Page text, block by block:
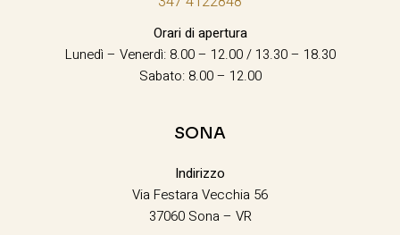
Orari di apertura
Lunedì – Venerdì: 8.00 – 12.00 / 13.30 – 18.30
Sabato: 8.00 – 12.00
SONA
Indirizzo
Via Festara Vecchia 56
37060 Sona – VR